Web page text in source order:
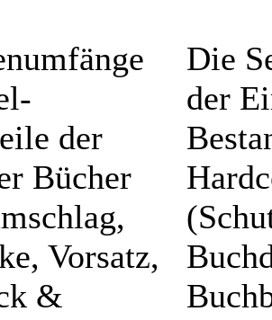
der
Bücher
Vorsatz,
&
Die
der